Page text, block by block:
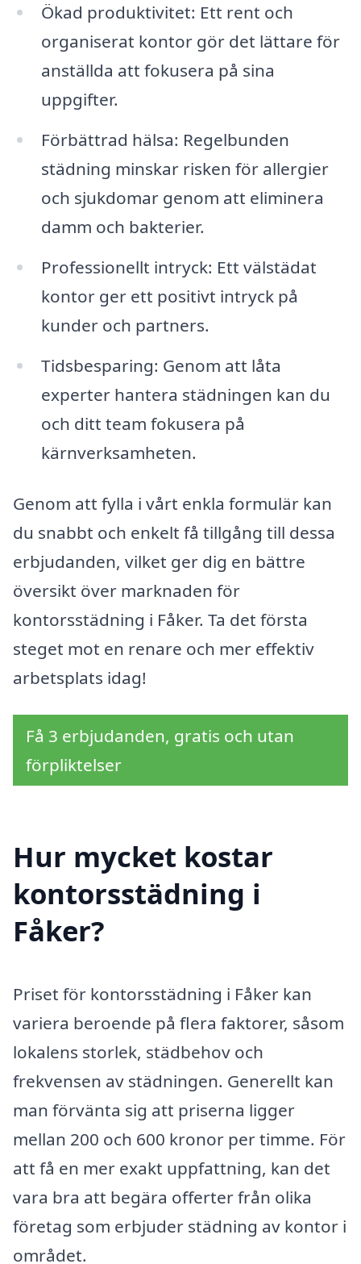
Ökad produktivitet: Ett rent och
organiserat kontor gör det lättare för
anställda att fokusera på sina
uppgifter.
Förbättrad hälsa: Regelbunden
städning minskar risken för allergier
och sjukdomar genom att eliminera
damm och bakterier.
Professionellt intryck: Ett välstädat
kontor ger ett positivt intryck på
kunder och partners.
Tidsbesparing: Genom att låta
experter hantera städningen kan du
och ditt team fokusera på
kärnverksamheten.
Genom att fylla i vårt enkla formulär kan
du snabbt och enkelt få tillgång till dessa
erbjudanden, vilket ger dig en bättre
översikt över marknaden för
kontorsstädning i Fåker. Ta det första
steget mot en renare och mer effektiv
arbetsplats idag!
Få 3 erbjudanden, gratis och utan
förpliktelser
Hur mycket kostar
kontorsstädning i
Fåker?
Priset för kontorsstädning i Fåker kan
variera beroende på flera faktorer, såsom
lokalens storlek, städbehov och
frekvensen av städningen. Generellt kan
man förvänta sig att priserna ligger
mellan 200 och 600 kronor per timme. För
att få en mer exakt uppfattning, kan det
vara bra att begära offerter från olika
företag som erbjuder städning av kontor i
området.